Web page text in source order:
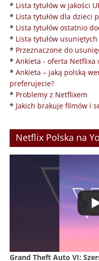
* Lista tytułów w jakości
* Lista tytułów dla dzieci
* Lista tytułów ostatnio
* Lista tytułów usuniętych
* Przeznaczone do
* Ankieta - oferta Netflixa
* Ankieta – jaką polską
preferujecie?
* Problemy z Netflixem
* Jakich brakuje filmów i
Netflix Polska na
Grand Theft Auto VI: